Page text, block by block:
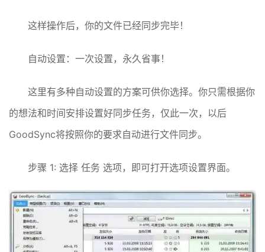
这样操作后，你的文件已经同步完毕！
自动设置：一次设置，永久省事！
这里有多种自动设置的方案可供你选择。你只需根据你
的想法和时间安排设置好同步任务，仅此一次，以后
GoodSync将按照你的要求自动进行文件同步。
步骤 1: 选择 任务 选项，即可打开选项设置界面。